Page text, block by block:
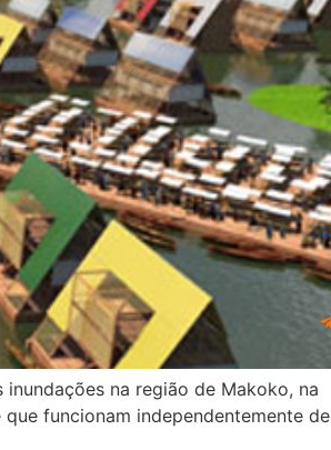
na região de Makoko, na
funcionam independentemente de